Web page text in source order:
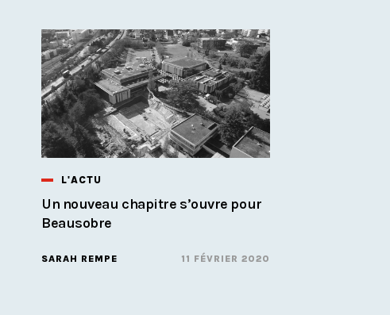
L'ACTU
Un nouveau chapitre s’ouvre pour
Beausobre
SARAH REMPE 11 FÉVRIER 2020